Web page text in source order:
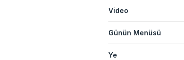
Video
Günün Menüsü
Ye